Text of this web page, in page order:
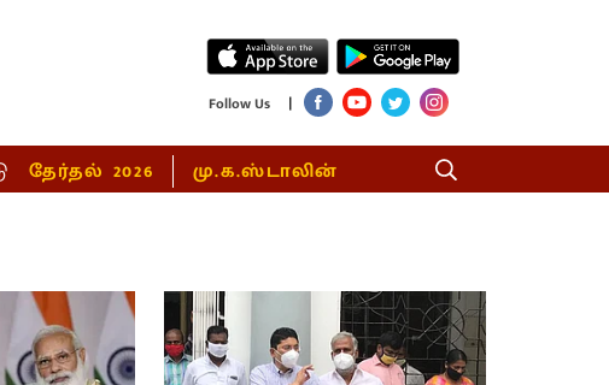
Follow Us |
தேர்தல் 2026 மு.க.ஸ்டாலின்